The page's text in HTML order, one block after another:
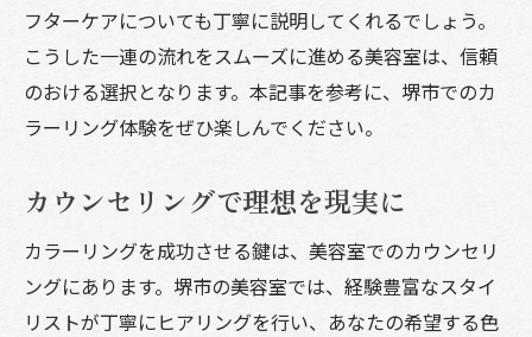
フターケアについても丁寧に説明してくれるでしょう。
こうした一連の流れをスムーズに進める美容室は、信頼
のおける選択となります。本記事を参考に、堺市でのカ
ラーリング体験をぜひ楽しんでください。
カウンセリングで理想を現実に
カラーリングを成功させる鍵は、美容室でのカウンセリ
ングにあります。堺市の美容室では、経験豊富なスタイ
リストが丁寧にヒアリングを行い、あなたの希望する色